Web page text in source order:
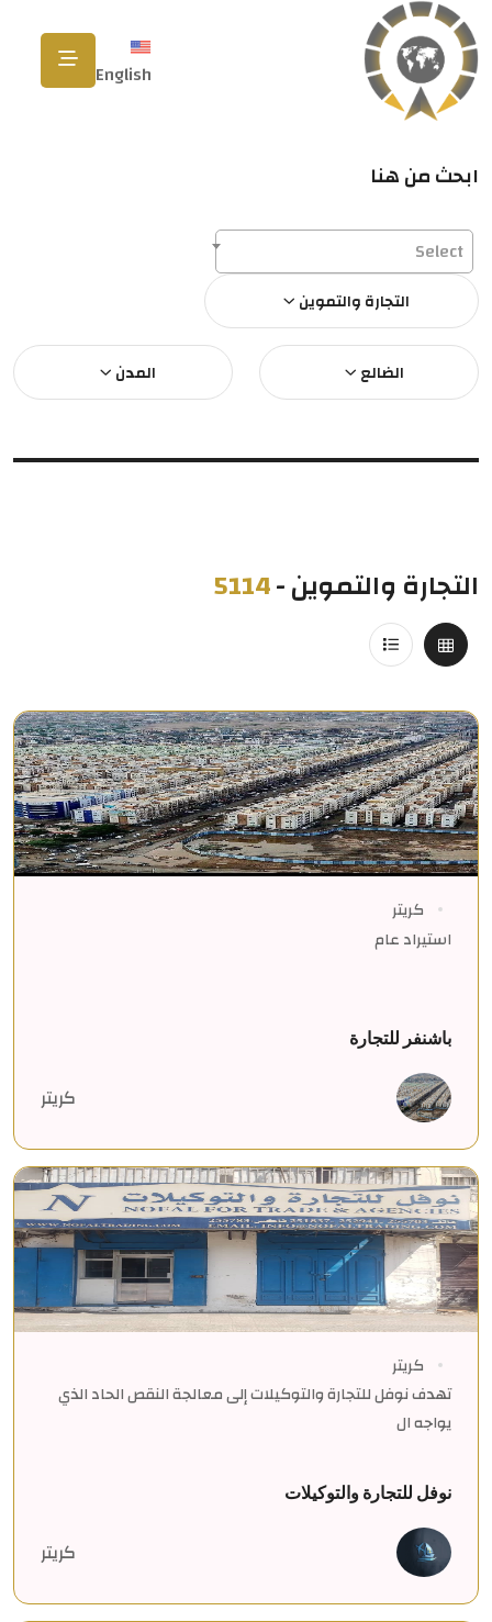
English
ابحث من هنا
Select
التجارة والتموين
الضالع المدن
التجارة والتموين-
5114
كريتر
استيراد عام
باشنفر للتجارة
كريتر
كريتر
تهدف نوفل للتجارة والتوكيلات إلى معالجة النقص الحاد الذي
يواجه ال
نوفل للتجارة والتوكيلات
كريتر